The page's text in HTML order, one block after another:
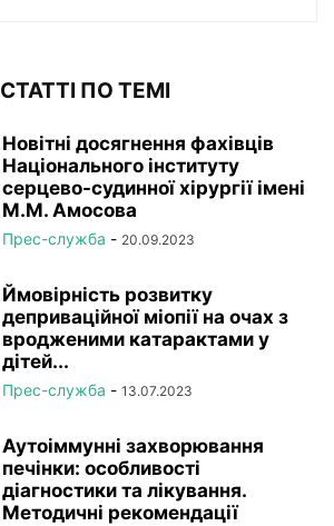
СТАТТІ ПО ТЕМІ
Новітні досягнення фахівців
Національного інституту
серцево-судинної хірургії імeні
М.М. Амосова
Прес-служба - 20.09.2023
Ймовірність розвитку
деприваційної міопії на очах з
вродженими катарактами у
дітей...
Прес-служба - 13.07.2023
Аутоіммунні захворювання
печінки: особливості
діагностики та лікування.
Методичні рекомендації